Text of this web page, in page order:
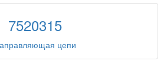
7520315
цепи